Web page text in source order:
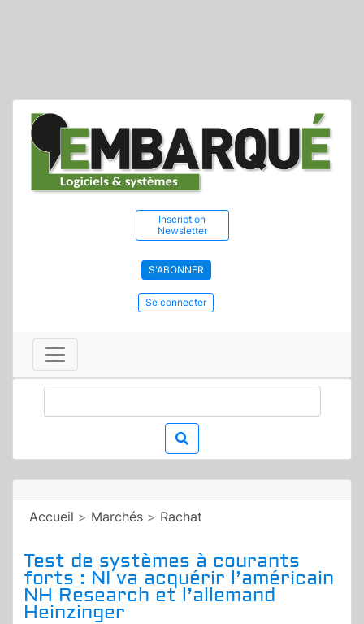
Inscription
Newsletter
S'ABONNER
Se connecter
Accueil > Marchés > Rachat
Test de systèmes à courants
forts : NI va acquérir l’américain
NH Research et l’allemand
Heinzinger